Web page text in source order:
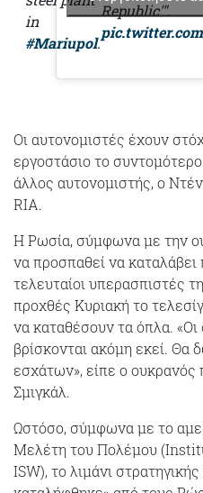
in
#Mariupol.
Republic'".
Οι αυτονομιστές έχουν
εργοστάσιο το
άλλος αυτονομιστής, ο
RIA.
Η Ρωσία, σύμφωνα με την
να προσπαθεί να
τελευταίοι υπερασπιστές
προχθές Κυριακή το
να καταθέσουν τα όπλα. «Οι
βρίσκονται ακόμη εκεί. Θα
εσχάτων», είπε ο
Σμιγκάλ.
Ωστόσο, σύμφωνα με το
Μελέτη του Πολέμου
ISW), το λιμάνι